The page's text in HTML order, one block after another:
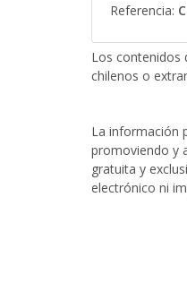
Referencia:
Los contenidos
chilenos o
La información
promoviendo y
gratuita y
electrónico ni